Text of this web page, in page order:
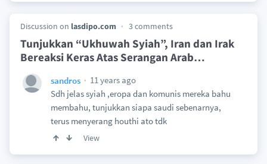
Discussion on lasdipo.com 3 comments
Tunjukkan “Ukhuwah Syiah”, Iran dan Irak
Bereaksi Keras Atas Serangan Arab…
sandros
11 years ago
Sdh jelas syiah ,eropa dan komunis mereka bahu
membahu, tunjukkan siapa saudi sebenarnya,
terus menyerang houthi ato tdk
View